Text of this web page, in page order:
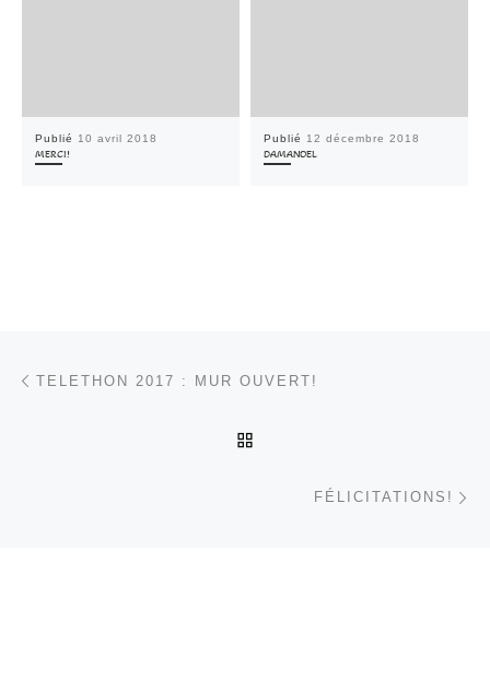
Publié 10 avril 2018
MERCI!
Publié 12 décembre 2018
DAMANOEL
Parcourir les articles
TELETHON 2017 : MUR OUVERT!
FÉLICITATIONS!